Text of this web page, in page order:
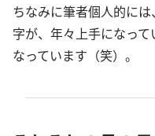
ちなみに筆者個人的に
字が、年々上手になっ
なっています（笑）。